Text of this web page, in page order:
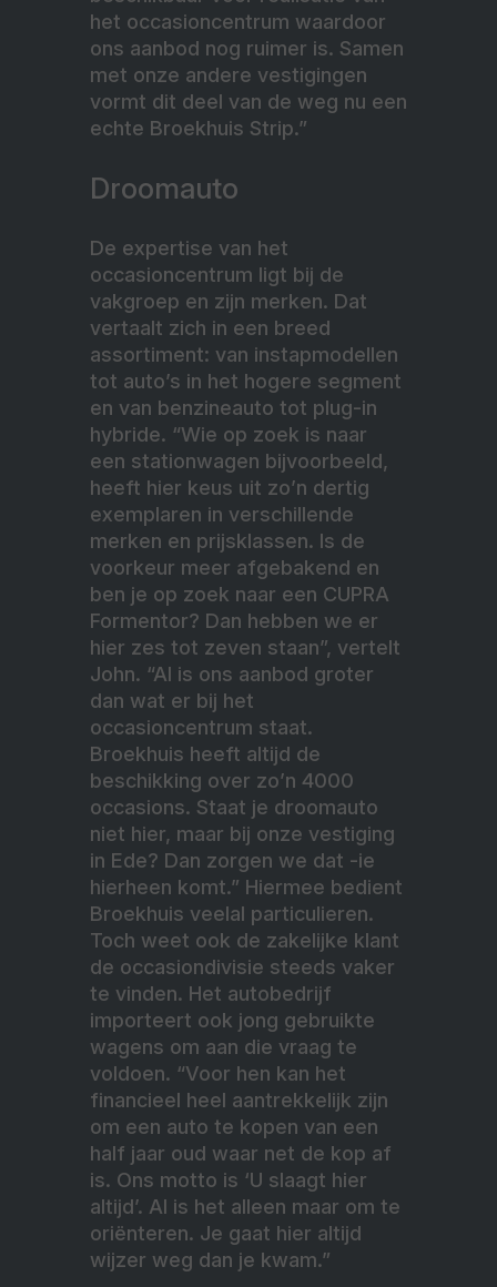
het occasioncentrum waardoor
ons aanbod nog ruimer is. Samen
met onze andere vestigingen
vormt dit deel van de weg nu een
echte Broekhuis Strip.”
Droomauto
De expertise van het
occasioncentrum ligt bij de
vakgroep en zijn merken. Dat
vertaalt zich in een breed
assortiment: van instapmodellen
tot auto’s in het hogere segment
en van benzineauto tot plug-in
hybride. “Wie op zoek is naar
een stationwagen bijvoorbeeld,
heeft hier keus uit zo’n dertig
exemplaren in verschillende
merken en prijsklassen. Is de
voorkeur meer afgebakend en
ben je op zoek naar een CUPRA
Formentor? Dan hebben we er
hier zes tot zeven staan”, vertelt
John. “Al is ons aanbod groter
dan wat er bij het
occasioncentrum staat.
Broekhuis heeft altijd de
beschikking over zo’n 4000
occasions. Staat je droomauto
niet hier, maar bij onze vestiging
in Ede? Dan zorgen we dat -ie
hierheen komt.” Hiermee bedient
Broekhuis veelal particulieren.
Toch weet ook de zakelijke klant
de occasiondivisie steeds vaker
te vinden. Het autobedrijf
importeert ook jong gebruikte
wagens om aan die vraag te
voldoen. “Voor hen kan het
financieel heel aantrekkelijk zijn
om een auto te kopen van een
half jaar oud waar net de kop af
is. Ons motto is ‘U slaagt hier
altijd’. Al is het alleen maar om te
oriënteren. Je gaat hier altijd
wijzer weg dan je kwam.”